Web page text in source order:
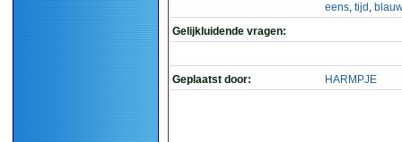
eens, tijd ,
Gelijkluidende vragen:
Geplaatst door: HARMPJE